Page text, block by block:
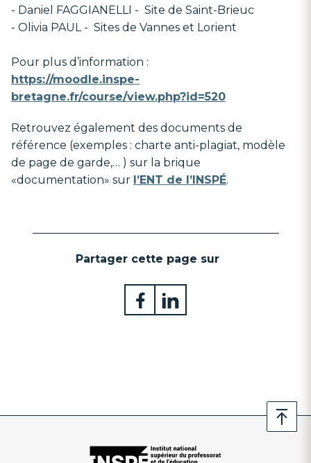
- Daniel FAGGIANELLI - Site de Saint-Brieuc
- Olivia PAUL - Sites de Vannes et Lorient
Pour plus d’information :
https://moodle.inspe-
bretagne.fr/course/view.php?id=520
Retrouvez également des documents de
référence (exemples : charte anti-plagiat, modèle
de page de garde,… ) sur la brique
«documentation» sur l’ENT de l’INSPÉ.
Partager cette page sur